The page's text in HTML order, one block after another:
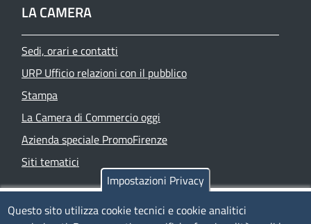
LA CAMERA
Sedi, orari e contatti
URP Ufficio relazioni con il pubblico
Stampa
La Camera di Commercio oggi
Azienda speciale PromoFirenze
Siti tematici
TRASPARENZA
Impostazioni Privacy
Questo sito utilizza cookie tecnici e cookie analitici